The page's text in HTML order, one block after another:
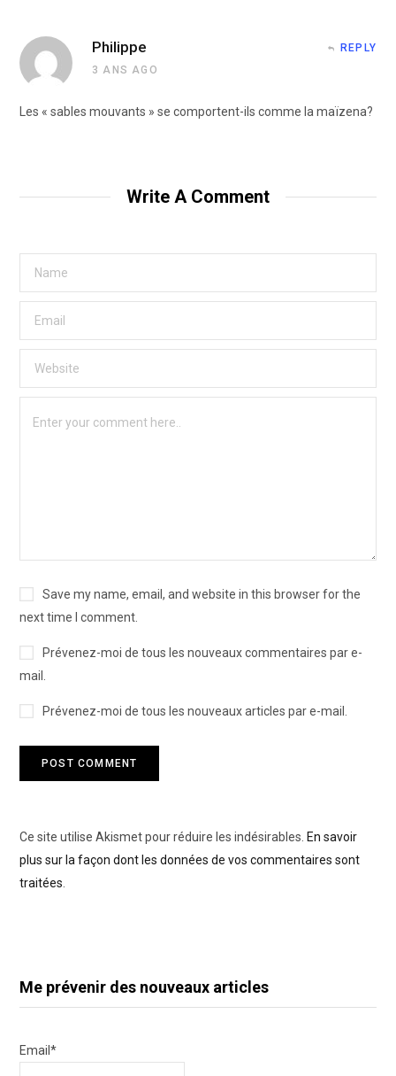
Philippe
3 ANS AGO
REPLY
Les « sables mouvants » se comportent-ils comme la maïzena?
Write A Comment
Save my name, email, and website in this browser for the
next time I comment.
Prévenez-moi de tous les nouveaux commentaires par e-
mail.
Prévenez-moi de tous les nouveaux articles par e-mail.
Ce site utilise Akismet pour réduire les indésirables. En savoir
plus sur la façon dont les données de vos commentaires sont
traitées
Me prévenir des nouveaux articles
Email*